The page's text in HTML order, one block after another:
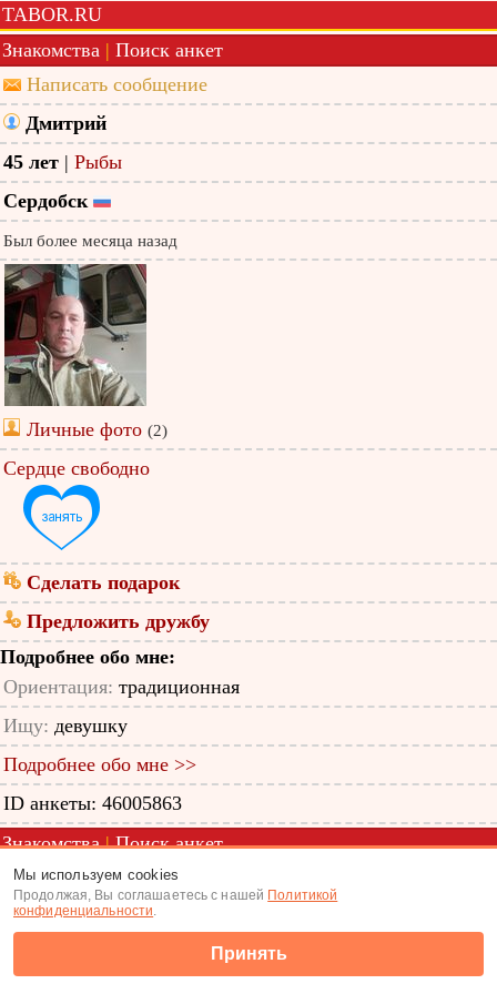
TABOR.RU
Знакомства | Поиск анкет
Написать сообщение
Дмитрий
45 лет | Рыбы
Сердобск
Был более месяца назад
Личные фото (2)
Сердце свободно
Сделать подарок
Предложить дружбу
Подробнее обо мне:
Ориентация: традиционная
Ищу: девушку
Подробнее обо мне >>
ID анкеты: 46005863
Знакомства|Поиск анкет
(c) Tabor.ru 2026
Мы используем cookies
Продолжая, Вы соглашаетесь с нашей Политикой
конфиденциальности.
Принять